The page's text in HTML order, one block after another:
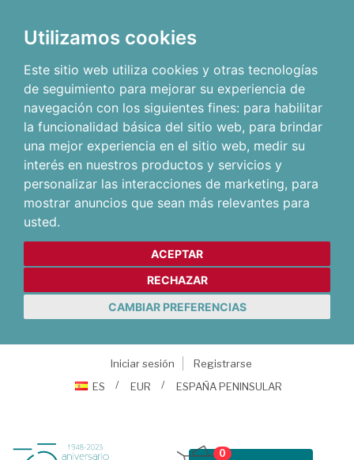
Utilizamos cookies
Este sitio web utiliza cookies y otras tecnologías
de seguimiento para mejorar su experiencia de
navegación con los siguientes fines: para habilitar
la funcionalidad básica del sitio web, para brindar
una mejor experiencia en el sitio web, medir su
interés en nuestros productos y servicios y
personalizar las interacciones de marketing, para
mostrar anuncios que sean más relevantes para
usted.
ACEPTAR
RECHAZAR
CAMBIAR PREFERENCIAS
Iniciar sesión
Registrarse
ES
EUR ESPAÑA PENINSULAR
0